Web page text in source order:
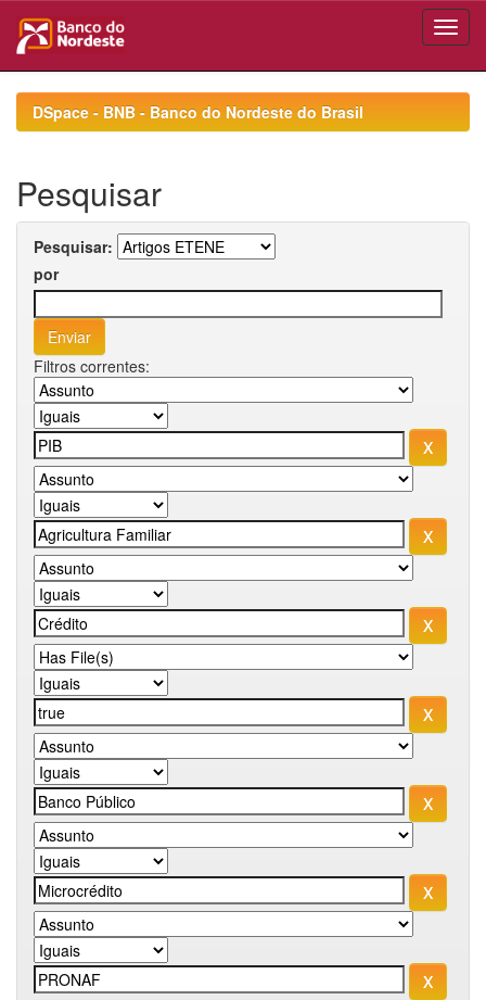
navigationDSpace - BNB - Banco do Nordeste do Brasil
Pesquisar
Pesquisar:
por
Filtros correntes: